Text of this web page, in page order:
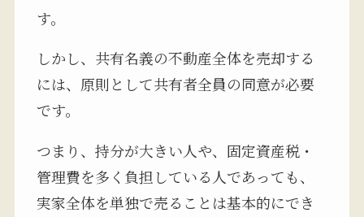
す。
しかし、共有名義の不動産全体を売却する
には、原則として共有者全員の同意が必要
です。
つまり、持分が大きい人や、固定資産税・
管理費を多く負担している人であっても、
実家全体を単独で売ることは基本的にでき